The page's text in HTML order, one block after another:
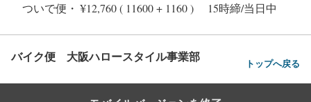
ついで便・ ¥12,760 ( 11600 + 1160 ) 15時締/当日中
バイク便 大阪ハロースタイル事業部 トップへ戻る